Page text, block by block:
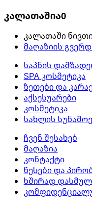
კალათაშია0
კალათაში
მაღაზიის
საპნის
SPA კოსმეტიკა
ზეთები და
აქსესუარები
კოსმეტიკა
სახლის
ჩვენ შესახებ
მაღაზია
კონტაქტი
წესები და
ხშირად